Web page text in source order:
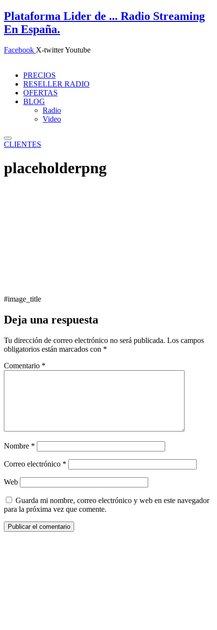
Ir
al
contenido
Plataforma Lider de ... Radio Streaming
En España.
Facebook X-twitterYoutube
PRECIOS
RESELLER RADIO
OFERTAS
BLOG
Radio
Video
CLIENTES
placeholderpng
#image_title
Deja una respuesta
Tu dirección de correo electrónico no será publicada. Los campos
obligatorios están marcados con *
Comentario *
Nombre *
Correo electrónico *
Web
Guarda mi nombre, correo electrónico y web en este navegador
para la próxima vez que comente.